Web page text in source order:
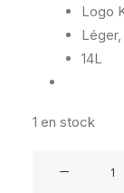
Logo
14L
1 en stock